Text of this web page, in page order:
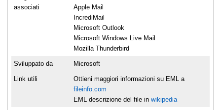
associati
Apple Mail
IncrediMail
Microsoft Outlook
Microsoft Windows Live Mail
Mozilla Thunderbird
Sviluppato da Microsoft
Link utili
Ottieni maggiori informazioni su EML a
fileinfo.com
EML descrizione del file in wikipedia